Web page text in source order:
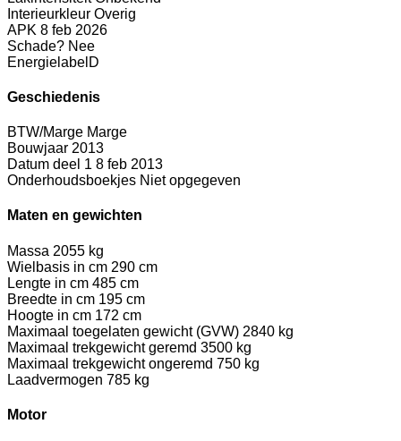
Interieurkleur Overig
APK 8 feb 2026
Schade? Nee
Energielabel D
Geschiedenis
BTW/Marge Marge
Bouwjaar 2013
Datum deel 1 8 feb 2013
Onderhoudsboekjes Niet opgegeven
Maten en gewichten
Massa 2055 kg
Wielbasis in cm 290 cm
Lengte in cm 485 cm
Breedte in cm 195 cm
Hoogte in cm 172 cm
Maximaal toegelaten gewicht (GVW) 2840 kg
Maximaal trekgewicht geremd 3500 kg
Maximaal trekgewicht ongeremd 750 kg
Laadvermogen 785 kg
Motor